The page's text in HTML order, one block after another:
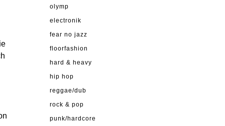
olymp
electronik
fear no jazz
floorfashion
hard & heavy
hip hop
reggae/dub
rock & pop
punk/hardcore